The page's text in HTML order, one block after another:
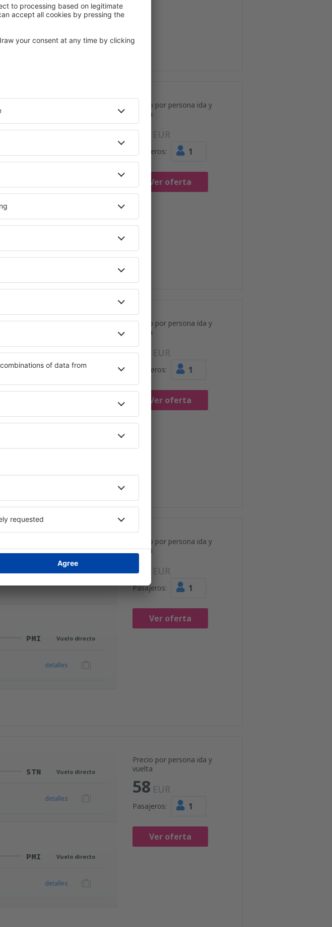
detalles
Precio por persona ida y
vuelta
51 EUR
Pasajeros: 1
Ver oferta
detalles
Precio por persona ida y
vuelta
53 EUR
Pasajeros: 1
Ver oferta
detalles
PMI
detalles
Precio por persona ida y
vuelta
56 EUR
Pasajeros: 1
Ver oferta
STN Vuelo directo
PMI Vuelo directo
detalles
Precio por persona ida y
vuelta
58 EUR
Pasajeros: 1
Ver oferta
STN Vuelo directo
detalles
PMI Vuelo directo
detalles